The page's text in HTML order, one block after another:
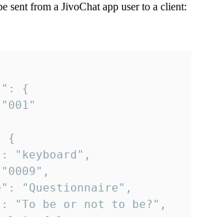
sent from a JivoChat app user to a client: